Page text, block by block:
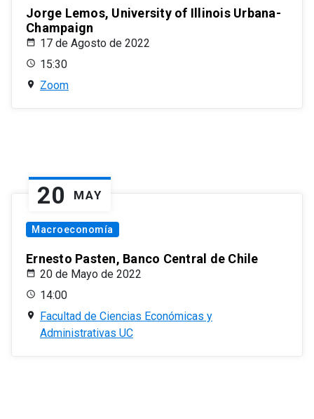
Jorge Lemos, University of Illinois Urbana-
Champaign
17 de Agosto de 2022
15:30
Zoom
20 MAY
Macroeconomía
Ernesto Pasten, Banco Central de Chile
20 de Mayo de 2022
14:00
Facultad de Ciencias Económicas y
Administrativas UC